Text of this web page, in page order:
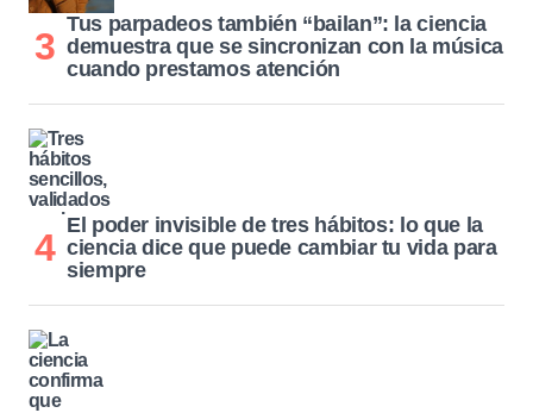
Tus parpadeos también “bailan”: la ciencia
demuestra que se sincronizan con la música
cuando prestamos atención
El poder invisible de tres hábitos: lo que la
ciencia dice que puede cambiar tu vida para
siempre